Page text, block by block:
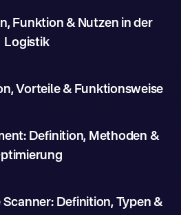
Funktion & Nutzen in der
Logistik
Vorteile & Funktionsweise
Definition, Methoden &
Definition, Typen &